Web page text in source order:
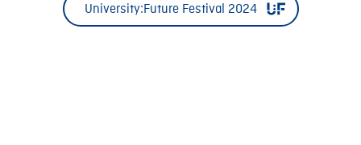
University:Future Festival 2024